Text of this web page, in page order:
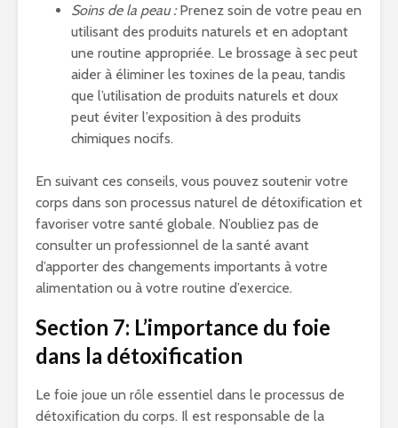
Soins de la peau :Prenez soin de votre peau en
utilisant des produits naturels et en adoptant
une routine appropriée. Le brossage à sec peut
aider à éliminer les toxines de la peau, tandis
que l’utilisation de produits naturels et doux
peut éviter l’exposition à des produits
chimiques nocifs.
En suivant ces conseils, vous pouvez soutenir votre
corps dans son processus naturel de détoxification et
favoriser votre santé globale. N’oubliez pas de
consulter un professionnel de la santé avant
d’apporter des changements importants à votre
alimentation ou à votre routine d’exercice.
Section 7: L’importance du foie
dans la détoxification
Le foie joue un rôle essentiel dans le processus de
détoxification du corps. Il est responsable de la